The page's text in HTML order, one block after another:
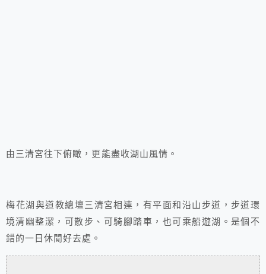
由三清宮往下俯瞰，更能盡收湖山風情。
梅花湖與道教總壇三清宮相連，有平面和沿山步道，步道環
境清幽整潔，可散步、可騎腳踏車，也可乘船遊湖。是個不
錯的一日休閒好去處。